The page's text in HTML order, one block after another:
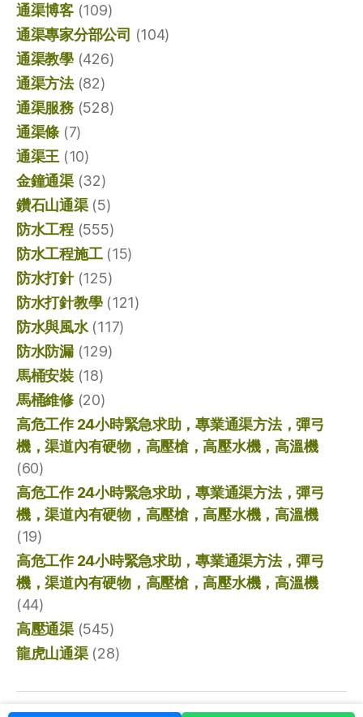
通渠博客(109)
通渠專家分部公司 (104)
通渠教學(426)
通渠方法(82)
通渠服務(528)
通渠條 (7)
通渠王 (10)
金鐘通渠(32)
鑽石山通渠(5)
防水工程(555)
防水工程施工(15)
防水打針(125)
防水打針教學(121)
防水與風水(117)
防水防漏(129)
馬桶安裝(18)
馬桶維修(20)
高危工作 24小時緊急求助，專業通渠方法，彈弓
機，渠道內有硬物，高壓槍，高壓水機，高溫機
(60)
高危工作 24小時緊急求助，專業通渠方法，彈弓
機，渠道內有硬物，高壓槍，高壓水機，高溫機
(19)
高危工作 24小時緊急求助，專業通渠方法，彈弓
機，渠道內有硬物，高壓槍，高壓水機，高溫機
(44)
高壓通渠(545)
龍虎山通渠(28)